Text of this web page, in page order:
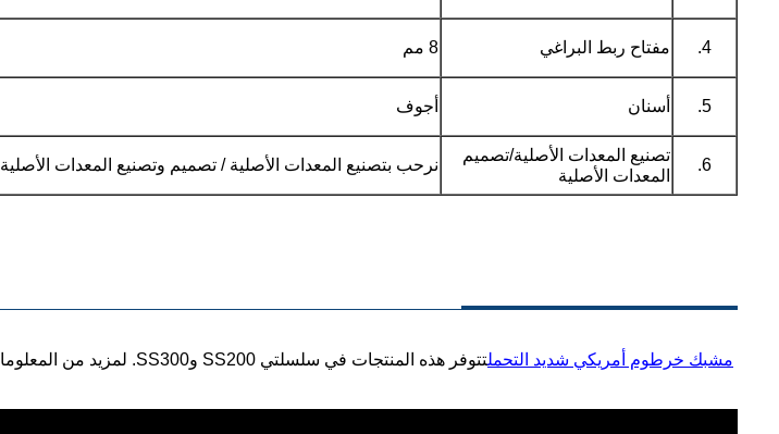
4. مفتاح ربط البراغي 8 مم
5. أسنان أجوف
6.
تصنيع المعدات الأصلية/تصميم
المعدات الأصلية
نرحب بتصنيع المعدات الأصلية / تصميم وتصنيع المعدات الأصلية
مشبك خرطوم أمريكي شديد التحملتتوفر هذه المنتجات في سلسلتي SS200 وSS300. لمزيد من المعلومات أو تفاصيل المنتجات، يُرجى التواصل معنا.